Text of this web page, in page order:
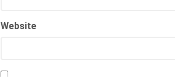
Website